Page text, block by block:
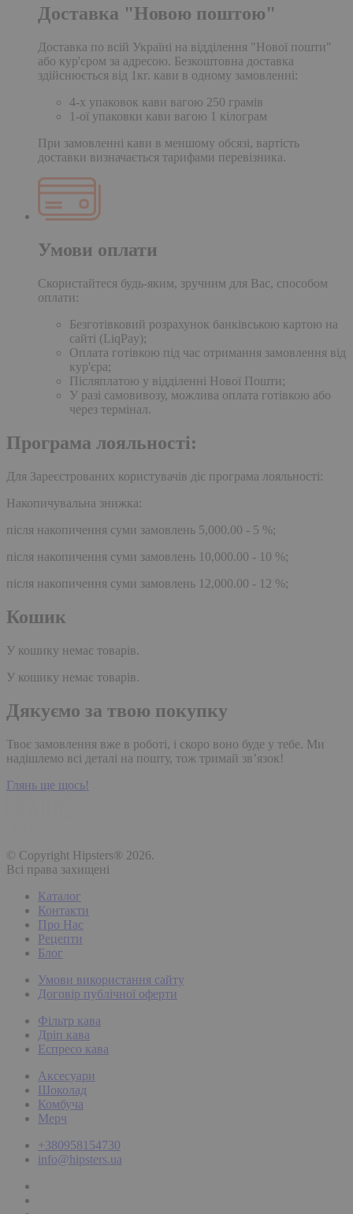
Доставка "Новою поштою"
Доставка по всій Україні на відділення "Нової пошти"
або кур'єром за адресою. Безкоштовна доставка
здійснюється від 1кг. кави в одному замовленні:
4-х упаковок кави вагою 250 грамів
1-ої упаковки кави вагою 1 кілограм
При замовленні кави в меншому обсязі, вартість
доставки визначається тарифами перевізника.
Умови оплати
Скористайтеся будь-яким, зручним для Вас, способом
оплати:
Безготівковий розрахунок банківською картою на
сайті (LiqPay);
Оплата готівкою під час отримання замовлення від
кур'єра;
Післяплатою у відділенні Нової Пошти;
У разі самовивозу, можлива оплата готівкою або
через термінал.
Програма лояльності:
Для Зареєстрованих користувачів діє програма лояльності:
Накопичувальна знижка:
після накопичення суми замовлень 5,000.00 - 5 %;
після накопичення суми замовлень 10,000.00 - 10 %;
після накопичення суми замовлень 12,000.00 - 12 %;
Кошик
У кошику немає товарів.
У кошику немає товарів.
Дякуємо за твою покупку
Твоє замовлення вже в роботі, і скоро воно буде у тебе. Ми
надішлемо всі деталі на пошту, тож тримай зв’язок!
Глянь ще щось!
© Copyright Hipsters® 2026.
Всі права захищені
Каталог
Контакти
Про Нас
Рецепти
Блог
Умови використання сайту
Договір публічної оферти
Фільтр кава
Дріп кава
Еспресо кава
Аксесуари
Шоколад
Комбуча
Мерч
+380958154730
info@hipsters.ua